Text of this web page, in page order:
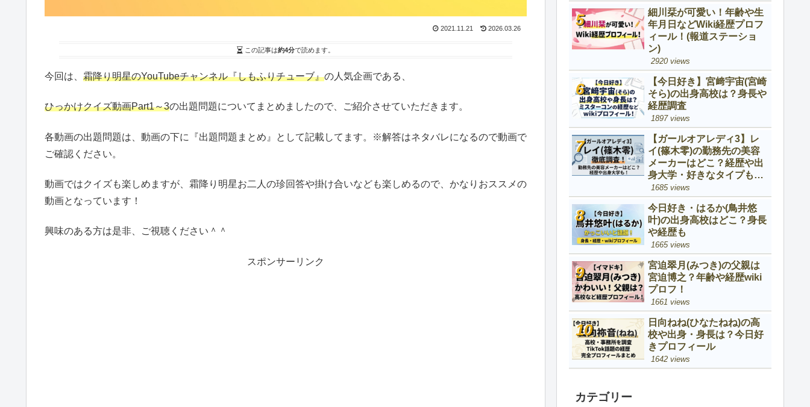
2021.11.21 2026.03.26
この記事は約4分で読めます。
今回は、 霜降り明星のYouTubeチャンネル『しもふりチューブ』の人気企画である、
ひっかけクイズ動画Part1～3の出題問題についてまとめましたので、ご紹介させていただきます。
各動画の出題問題は、動画の下に『出題問題まとめ』として記載してます。※解答はネタバレになるので動画で
ご確認ください。
動画ではクイズも楽しめますが、霜降り明星お二人の珍回答や掛け合いなども楽しめるので、かなりおススメの
動画となっています！
興味のある方は是非、ご視聴ください＾＾
スポンサーリンク
細川栞が可愛い！年齢や生
年月日などWiki経歴プロフ
ィール！(報道ステーショ
ン)
2920 views
【今日好き】宮﨑宇宙(宮崎
そら)の出身高校は？身長や
経歴調査
1897 views
【ガールオアレディ3】レ
イ(篠木零)の勤務先の美容
メーカーはどこ？経歴や出
身大学・好きなタイプも調
査！
1685 views
今日好き・はるか(鳥井悠
叶)の出身高校はどこ？身長
や経歴も
1665 views
宮迫翠月(みつき)の父親は
宮迫博之？年齢や経歴wiki
プロフ！
1661 views
日向ねね(ひなたねね)の高
校や出身・身長は？今日好
きプロフィール
1642 views
カテゴリー